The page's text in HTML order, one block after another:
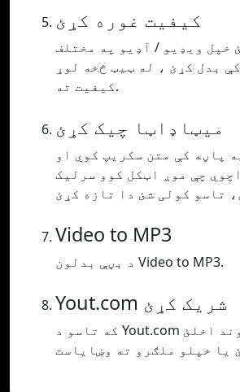
کیفیت غوره کړئ
خپل ویډیو / آډیو په مختلف
بدل کړئ ، له ټیټ څخه لوړ
کیفیت ته.
میټاډاټا چیک کړئ
پاڼه کې متن سکریپ کوي او
چې موږ اټکل کوو سرلیک
Video to MP3
د بڼې بدلون Video to MP3.
Yout.com شریک کړئ
که تاسو د Yout.com کارولو څخه خوند اخلئ